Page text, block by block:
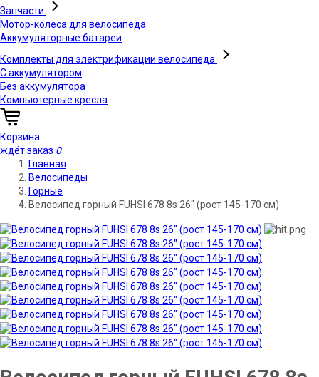
Запчасти
Мотор-колеса для велосипеда
Аккумуляторные батареи
Комплекты для электрификации велосипеда
С аккумулятором
Без аккумулятора
Компьютерные кресла
Корзина
ждёт заказ 0
Главная
Велосипеды
Горные
Велосипед горный FUHSI 678 8s 26" (рост 145-170 см)